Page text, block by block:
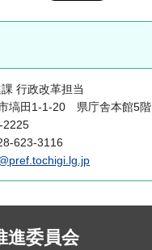
行政改革担当
塙田1-1-20 県庁舎本館5階
2225
623-3116
進委員会